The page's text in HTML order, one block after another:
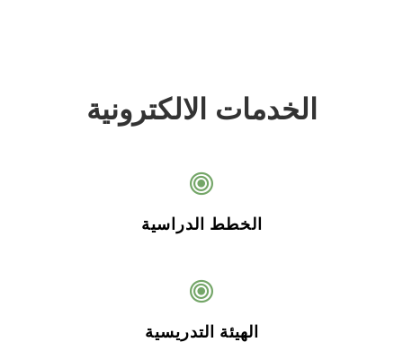
الخدمات الالكترونية
الخطط الدراسية
الهيئة التدريسية